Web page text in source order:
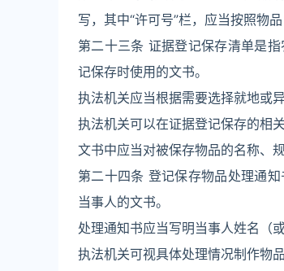
写，其中“许可号”栏，应当按照物
第二十三条 证据登记保存清单是
记保存时使用的文书。
执法机关应当根据需要选择就地或异
执法机关可以在证据登记保存的相
文书中应当对被保存物品的名称、
第二十四条 登记保存物品处理通
当事人的文书。
处理通知书应当写明当事人姓名（
执法机关可视具体处理情况制作物品